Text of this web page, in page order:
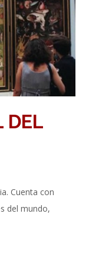
DEL
Cuenta con
del mundo,